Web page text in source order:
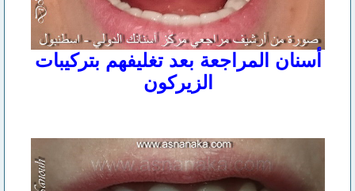
أسنان المراجعة بعد تغليفهم بتركيبات
الزيركون